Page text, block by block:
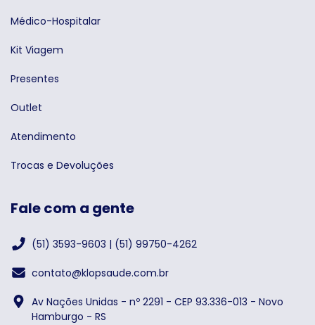
Médico-Hospitalar
Kit Viagem
Presentes
Outlet
Atendimento
Trocas e Devoluções
Fale com a gente
(51) 3593-9603 | (51) 99750-4262
contato@klopsaude.com.br
Av Nações Unidas - nº 2291 - CEP 93.336-013 - Novo
Hamburgo - RS